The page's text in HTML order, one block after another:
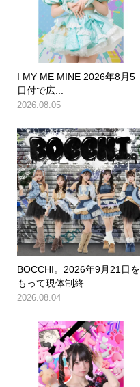
I MY ME MINE 2026年8月5
日付で広...
2026.08.05
BOCCHI。2026年9月21日を
もって現体制終...
2026.08.04